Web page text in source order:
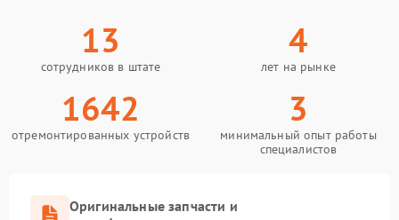
13
сотрудников в штате
4
лет на рынке
1642
отремонтированных устройств
3
минимальный опыт работы
специалистов
Оригинальные запчасти и